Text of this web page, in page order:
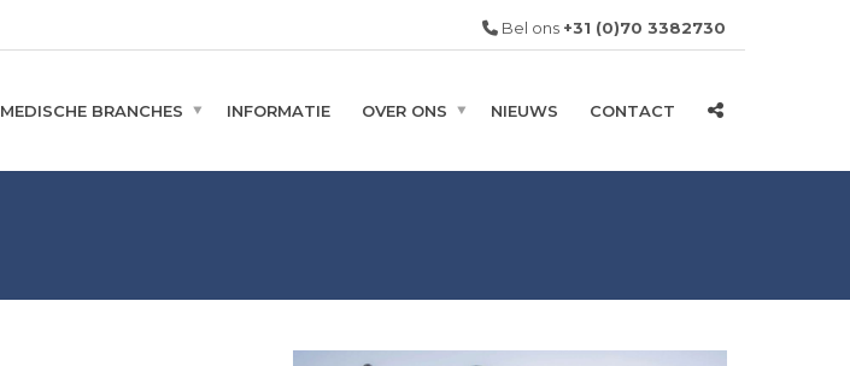
Bel ons +31 (0)70 3382730
MEDISCHE BRANCHES INFORMATIE OVER ONS NIEUWS CONTACT